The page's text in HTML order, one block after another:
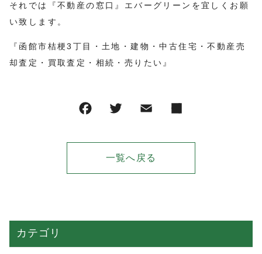
それでは『不動産の窓口』エバーグリーンを宜しくお願
い致します。
『函館市桔梗3丁目・土地・建物・中古住宅・不動産売
却査定・買取査定・相続・売りたい』
一覧へ戻る
カテゴリ